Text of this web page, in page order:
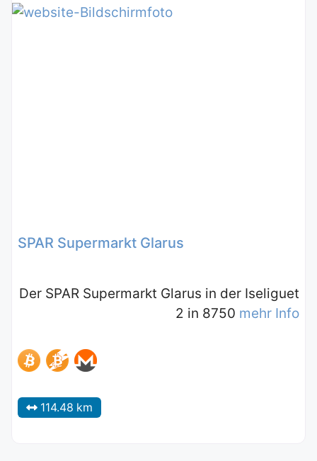
SPAR Supermarkt Glarus
Der SPAR Supermarkt Glarus in der Iseliguet
2 in 8750 mehr Info
114.48 km